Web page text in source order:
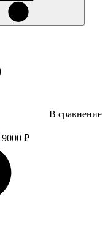
В сравнение
9000 ₽